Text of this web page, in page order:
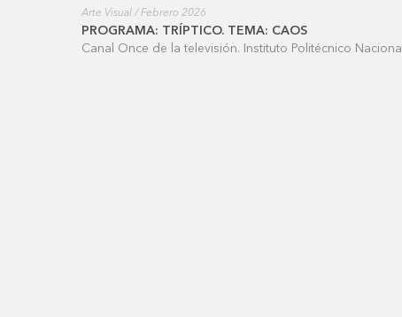
Arte Visual / Febrero 2026
PROGRAMA: TRÍPTICO. TEMA: CAOS
Canal Once de la televisión. Instituto Politécnico Nacional